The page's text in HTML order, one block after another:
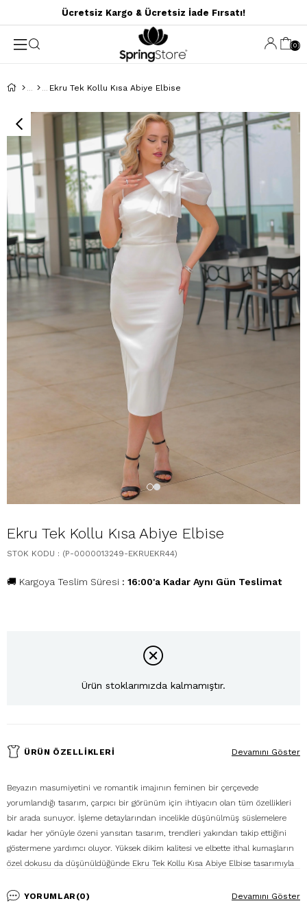
Ücretsiz Kargo & Ücretsiz İade Fırsatı!
0
Ekru Tek Kollu Kısa Abiye Elbise
Ekru Tek Kollu Kısa Abiye Elbise
STOK KODU (P-0000013249-EKRUEKR44)
🚚 Kargoya Teslim Süresi : 16:00'a Kadar Aynı Gün Teslimat
Ürün stoklarımızda kalmamıştır.
ÜRÜN ÖZELLIKLERI
Beyazın masumiyetini ve romantik imajının feminen bir çerçevede
yorumlandığı tasarım, çarpıcı bir görünüm için ihtiyacın olan tüm özellikleri
bir arada sunuyor. İşleme detaylarından incelikle düşünülmüş süslemelere
kadar her yönüyle özeni yansıtan tasarım, trendleri yakından takip ettiğini
göstermene yardımcı oluyor. Yüksek dikim kalitesi ve elbette ithal kumaşların
özel dokusu da düşünüldüğünde Ekru Tek Kollu Kısa Abiye Elbise tasarımıyla
boydaki etek kesimi sayesinde konforlu hareket özgürlüğünü modern bir stil
Devamını Göster
YORUMLAR(0) Devamını Göster